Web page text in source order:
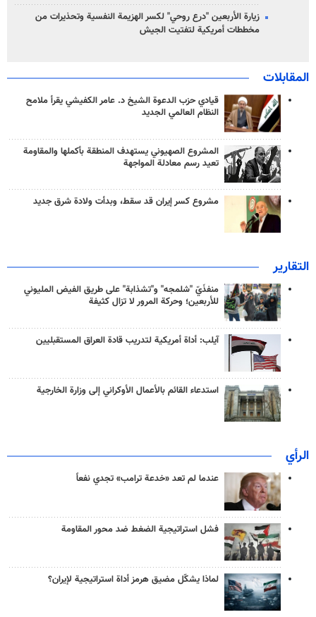
زيارة الأربعين "درع روحي" لكسر الهزيمة النفسية وتحذيرات من
مخططات أمريكية لتفتيت الجيش
المقابلات
قيادي حزب الدعوة الشيخ د. عامر الكفيشي يقرأ ملامح
النظام العالمي الجديد
المشروع الصهيوني يستهدف المنطقة بأكملها والمقاومة
تعيد رسم معادلة المواجهة
مشروع كسر إيران قد سقط، وبدأت ولادة شرق جديد
التقارير
منفذَيّ "شلمجه" و"تشذابة" على طريق الفيض المليوني
للأربعين؛ وحركة المرور لا تزال كثيفة
آيلب: أداة أمريكية لتدريب قادة العراق المستقبليين
استدعاء القائم بالأعمال الأوكراني إلى وزارة الخارجية
الرأي
عندما لم تعد «خدعة ترامب» تجدي نفعاً
فشل استراتيجية الضغط ضد محور المقاومة
لماذا يشكّل مضيق هرمز أداة استراتيجية لإيران؟